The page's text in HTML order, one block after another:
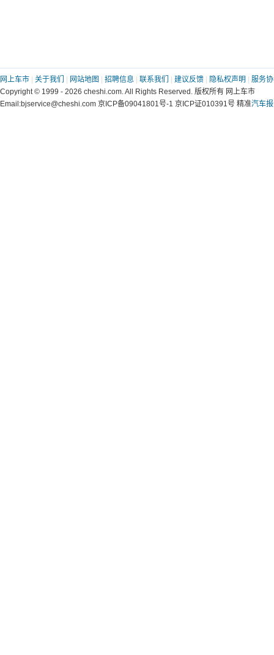
网上车市 关于我们 网站地图 招聘信息 联系我们 建议反馈 隐私权声明
服务
Copyright © 1999 - 2026 cheshi.com. All Rights Reserved. 版权所有 网上车市
Email:bjservice@cheshi.com 京ICP备09041801号-1 京ICP证010391号 精准汽车